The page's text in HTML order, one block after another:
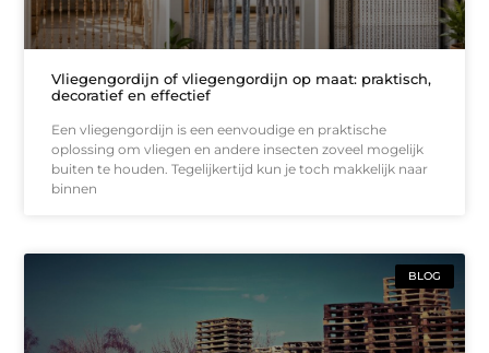
Vliegengordijn of vliegengordijn op maat: praktisch,
decoratief en effectief
Een vliegengordijn is een eenvoudige en praktische
oplossing om vliegen en andere insecten zoveel mogelijk
buiten te houden. Tegelijkertijd kun je toch makkelijk naar
binnen
BLOG